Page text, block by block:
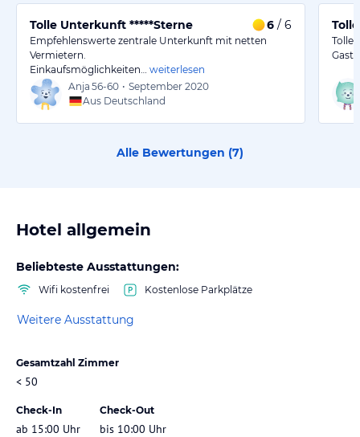
Tolle Unterkunft *****Sterne 6 / 6
Empfehlenswerte zentrale Unterkunft mit netten
Vermietern.
Einkaufsmöglichkeiten…
weiterlesen
Anja 56-60 • September 2020
Aus Deutschland
Tolle
Alle Bewertungen (7)
Hotel allgemein
Beliebteste Ausstattungen:
Wifi kostenfrei Kostenlose Parkplätze
Weitere Ausstattung
Gesamtzahl Zimmer
< 50
Check-In
ab 15:00 Uhr
Check-Out
bis 10:00 Uhr